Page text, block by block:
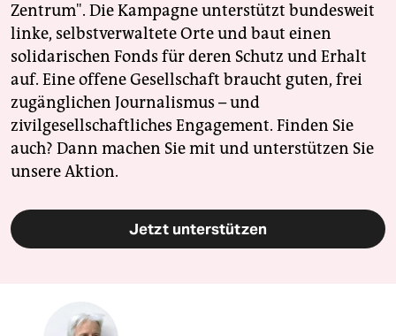
Zentrum". Die Kampagne unterstützt bundesweit
linke, selbstverwaltete Orte und baut einen
solidarischen Fonds für deren Schutz und Erhalt
auf. Eine offene Gesellschaft braucht guten, frei
zugänglichen Journalismus – und
zivilgesellschaftliches Engagement. Finden Sie
auch? Dann machen Sie mit und unterstützen Sie
unsere Aktion.
Jetzt unterstützen